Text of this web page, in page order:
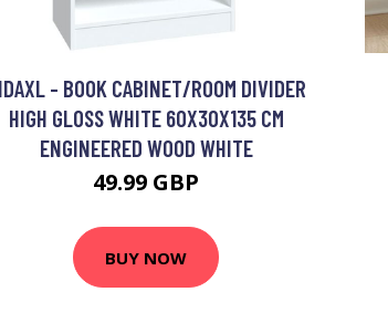
- BOOK CABINET/ROOM DIVIDER
HIGH GLOSS WHITE 60X30X135 CM
ENGINEERED WOOD WHITE
49.99 GBP
BUY NOW